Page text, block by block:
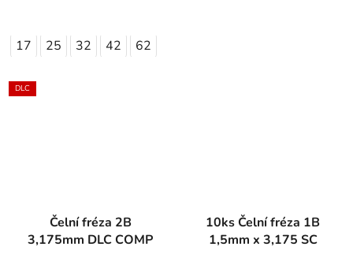
17 25 32 42 62
DLC
Čelní fréza 2B
3,175mm DLC COMP
10ks Čelní fréza 1B
1,5mm x 3,175 SC